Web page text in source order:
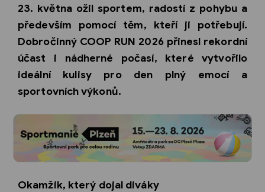
23. května ožil sportem, radostí z pohybu a
především pomocí těm, kteří ji potřebují.
Dobročinný COOP RUN 2026 přinesl rekordní
účast i nádherné počasí, které vytvořilo
ideální kulisy pro den plný emocí a
sportovních výkonů.
Okamžik, který dojal diváky